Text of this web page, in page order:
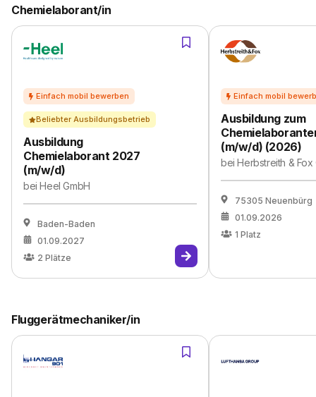
Chemielaborant/in
Ausbildung
Chemielaborant 2027
(m/w/d)
beiHeel GmbH
Baden-Baden
01.09.2027
2 Plätze
Beliebter Ausbildungsbetrieb
Ausbildung zum
(m/w/d) (2026)
beiHerbstreith & Fox
75305 Neuenbürg
01.09.2026
1 Platz
Fluggerätmechaniker/in